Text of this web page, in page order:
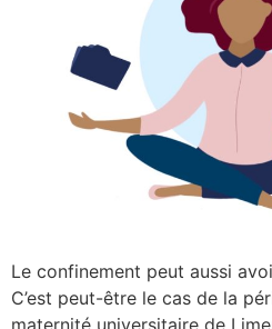
Le confinement peut aussi
C’est peut-être le cas de la
maternité universitaire de